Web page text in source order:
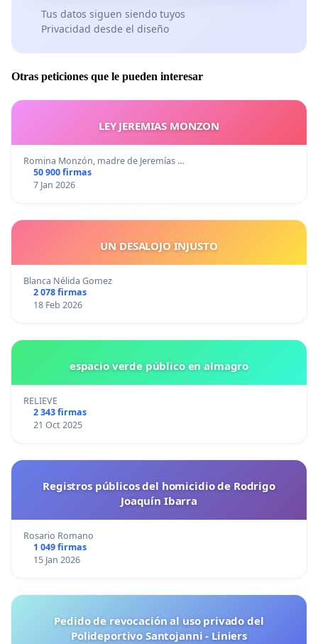
Tus datos siguen siendo tuyos
Privacidad desde el diseño
Otras peticiones que le pueden interesar
LEY JEREMIAS MONZON
Romina Monzón, madre de Jeremías …
50 900 firmas
7 Jan 2026
UN DESALOJO INJUSTO
Blanca Nélida Gomez
2 078 firmas
18 Feb 2026
espacio verde público en almagro
RELIEVE
2 343 firmas
21 Oct 2025
Registros públicos del homicidio de Rodrigo
Joaquín Ibarra
Rosario Romano
1 049 firmas
15 Jan 2026
Pedido de revocación al uso privado del
Polideportivo Santojanni - Liniers